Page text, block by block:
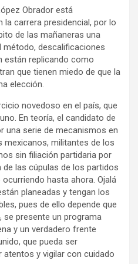
Obrador está
la carrera presidencial, por lo
de las mañaneras una
método, descalificaciones
están replicando como
que tienen miedo de que la
elección.
novedoso en el país, que
En teoría, el candidato de
una serie de mecanismos en
mexicanos, militantes de los
sin filiación partidaria por
de las cúpulas de los partidos
hasta ahora. Ojalá
planeadas y tengan los
pues de ello depende que
se presente un programa
y un verdadero frente
que pueda ser
y vigilar con cuidado